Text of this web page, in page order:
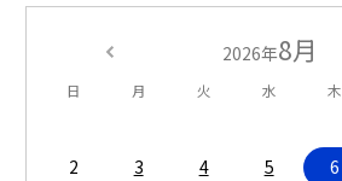
2026年8月
日 月 火 水 木
2
3 4 5 6